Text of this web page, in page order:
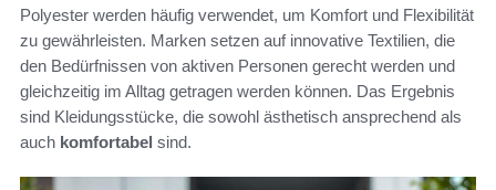
Polyester werden häufig verwendet, um Komfort und Flexibilität
zu gewährleisten. Marken setzen auf innovative Textilien, die
den Bedürfnissen von aktiven Personen gerecht werden und
gleichzeitig im Alltag getragen werden können. Das Ergebnis
sind Kleidungsstücke, die sowohl ästhetisch ansprechend als
auch komfortabel sind.